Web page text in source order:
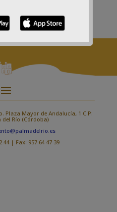
Plaza Mayor de Andalucía, 1 C.P:
del Río (Córdoba)
44 | Fax: 957 64 47 39